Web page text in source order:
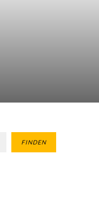
FINDEN